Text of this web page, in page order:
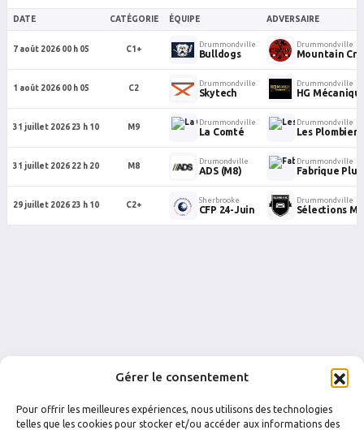
Gérer le consentement
Pour offrir les meilleures expériences, nous utilisons des technologies
telles que les cookies pour stocker et/ou accéder aux informations des
DATE CATÉGORIE ÉQUIPE ADVERSAIRE
7 août 2026 00 h 05 C1+
Drummondville
Bulldogs
Drummondville
Mountain
1 août 2026 00 h 05 C2
Drummondville
Skytech
Drummondville
HG
31 juillet 2026 23 h 10 M9
Drummondville
La Comté
Drummondville
Les Plombiers
31 juillet 2026 22 h 20 M8
Drumondville
ADS (M8)
Drummondville
Fabrique Plus
29 juillet 2026 23 h 10 C2+
Sherbrooke
CFP 24-Juin
Drummondville
Sélections M.